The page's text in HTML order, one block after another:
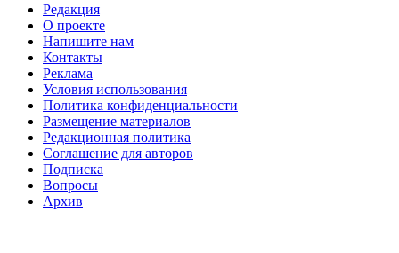
Редакция
О проекте
Напишите нам
Контакты
Реклама
Условия использования
Политика конфиденциальности
Размещение материалов
Редакционная политика
Соглашение для авторов
Подписка
Вопросы
Архив